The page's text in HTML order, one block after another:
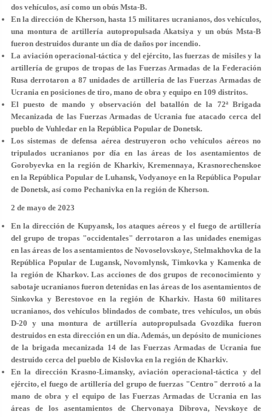
dos vehículos, así como un obús Msta-B.
En la dirección de Kherson, hasta 15 militares ucranianos, dos vehículos,
una montura de artillería autopropulsada Akatsiya y un obús Msta-B
fueron destruidos durante un día de daños por incendio.
La aviación operacional-táctica y del ejército, las fuerzas de misiles y la
artillería de grupos de tropas de las Fuerzas Armadas de la Federación
Rusa derrotaron a 87 unidades de artillería de las Fuerzas Armadas de
Ucrania en posiciones de tiro, mano de obra y equipo en 109 distritos.
El puesto de mando y observación del batallón de la 72ª Brigada
Mecanizada de las Fuerzas Armadas de Ucrania fue atacado cerca del
pueblo de Vuhledar en la República Popular de Donetsk.
Los sistemas de defensa aérea destruyeron ocho vehículos aéreos no
tripulados ucranianos por día en las áreas de los asentamientos de
Gorobyevka en la región de Kharkiv, Kremennaya, Krasnorechenskoe
en la República Popular de Luhansk, Vodyanoye en la República Popular
de Donetsk, así como Pechanivka en la región de Kherson.
2 de mayo de 2023
En la dirección de Kupyansk, los ataques aéreos y el fuego de artillería
del grupo de tropas "occidentales" derrotaron a las unidades enemigas
en las áreas de los asentamientos de Novoselovskoye, Stelmakhovka de la
República Popular de Lugansk, Novomlynsk, Timkovka y Kamenka de
la región de Kharkov. Las acciones de dos grupos de reconocimiento y
sabotaje ucranianos fueron detenidas en las áreas de los asentamientos de
Sinkovka y Berestovoe en la región de Kharkiv. Hasta 60 militares
ucranianos, dos vehículos blindados de combate, tres vehículos, un obús
D-20 y una montura de artillería autopropulsada Gvozdika fueron
destruidos en esta dirección en un día. Además, un depósito de municiones
de la brigada mecanizada 14 de las Fuerzas Armadas de Ucrania fue
destruido cerca del pueblo de Kislovka en la región de Kharkiv.
En la dirección Krasno-Limansky, aviación operacional-táctica y del
ejército, el fuego de artillería del grupo de fuerzas "Centro" derrotó a la
mano de obra y el equipo de las Fuerzas Armadas de Ucrania en las
áreas de los asentamientos de Chervonaya Dibrova, Nevskoye de